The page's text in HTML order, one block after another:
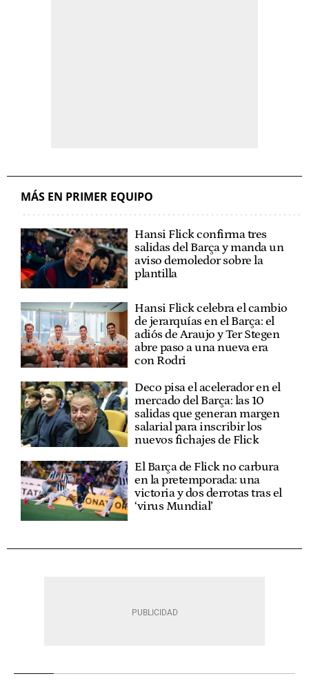
MÁS EN PRIMER EQUIPO
Hansi Flick confirma tres
salidas del Barça y manda un
aviso demoledor sobre la
plantilla
Hansi Flick celebra el cambio
de jerarquías en el Barça: el
adiós de Araujo y Ter Stegen
abre paso a una nueva era
con Rodri
Deco pisa el acelerador en el
mercado del Barça: las 10
salidas que generan margen
salarial para inscribir los
nuevos fichajes de Flick
El Barça de Flick no carbura
en la pretemporada: una
victoria y dos derrotas tras el
‘virus Mundial’